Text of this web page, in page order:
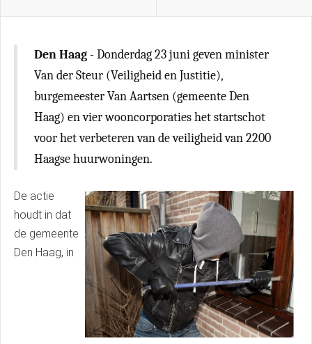
Den Haag - Donderdag 23 juni geven minister
Van der Steur (Veiligheid en Justitie),
burgemeester Van Aartsen (gemeente Den
Haag) en vier wooncorporaties het startschot
voor het verbeteren van de veiligheid van 2200
Haagse huurwoningen.
De actie
houdt in dat
de gemeente
Den Haag, in